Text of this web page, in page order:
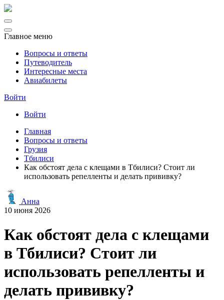
Главное меню
Вопросы и ответы
Путеводитель
Интересные места
Авиабилеты
Войти
Войти
Главная
Вопросы и ответы
Грузия
Тбилиси
Как обстоят дела с клещами в Тбилиси? Стоит ли
использовать репелленты и делать прививку?
Анна
10 июня 2026
Как обстоят дела с клещами
в Тбилиси? Стоит ли
использовать репелленты и
делать прививку?